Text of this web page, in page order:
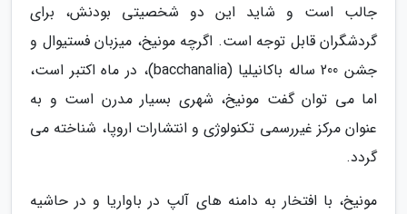
جالب است و شاید این دو شخصیتی بودنش، برای
گردشگران قابل توجه است. اگرچه مونیخ، میزبان فستیوال و
جشن 200 ساله باکانیلیا (bacchanalia)، در ماه اکتبر است،
اما می توان گفت مونیخ، شهری بسیار مدرن است و به
عنوان مرکز غیررسمی تکنولوژی و انتشارات اروپا، شناخته می
گردد.
مونیخ، با افتخار به دامنه های آلپ در باواریا و در حاشیه